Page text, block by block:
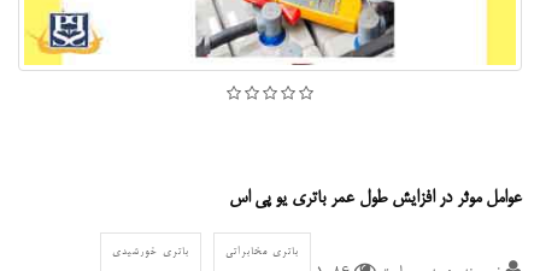
عوامل موثر در افزایش طول عمر باتری یو پی اس
باتری مخابراتی باتری خورشیدی